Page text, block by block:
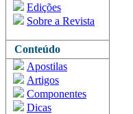
Edições
Sobre a Revista
Conteúdo
Apostilas
Artigos
Componentes
Dicas